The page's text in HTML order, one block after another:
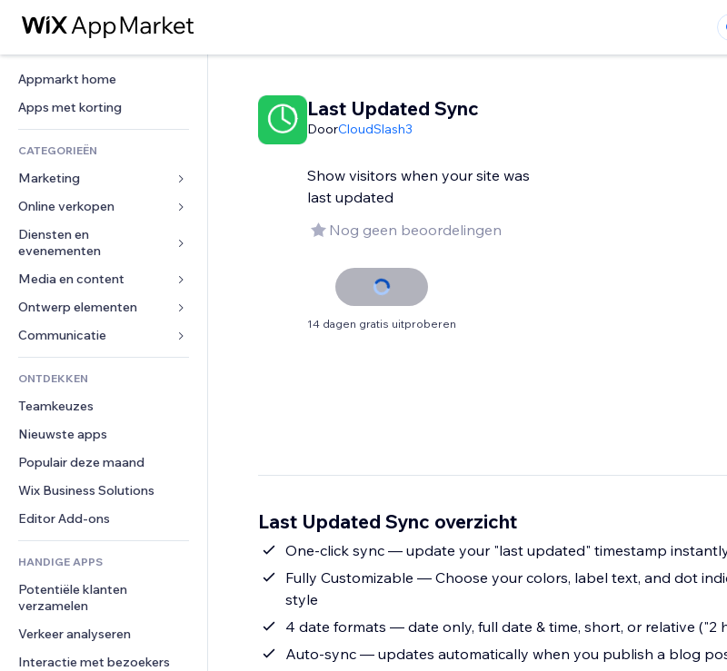
Appmarkt home
Apps met korting
CATEGORIEËN
Marketing
Advertenties
Mobiel
Analytics
Social media
SEO
Betrokkenheid
Websitevermeldingen
E-mail
Conversie
Online verkopen
Apps voor webshops
Verzending en levering
Verkoopknoppen
Online cursussen
Print on demand
Boekhouding
Coupons en loyaliteit
Opslagoplossingen
Dropshipping
Prijzen en abonnementen
Crowdfunding
Eten en drinken
Diensten en
evenementen
Hotels
Evenementen
Restaurants
Vastgoed
Boekingen
Media en content
Galerij
Muziek
Podcasts
Fotografie
Video
PDF
Bestanden delen
Nieuws
Ontwerp elementen
Kaarten en navigatie
Privacy en beveiliging
Ontime
Pagina templates
Afbeeldingseffecten
Knoppen en menu's
Banners en badges
Rekenmachines
Zoeken
Weer
Grafieken en tabellen
Formulieren
Enquêtes
Chat
Opmerkingen
Telefoonnummer
Community
Beoordelingen en testimonials
CRM
ONTDEKKEN
Teamkeuzes
Nieuwste apps
Populair deze maand
Wix Business Solutions
Editor Add-ons
HANDIGE APPS
Potentiële klanten
verzamelen
Verkeer analyseren
Interactie met bezoekers
Last Updated Sync
DoorCloudSlash3
Show visitors when your site was
last updated
Nog geen beoordelingen
14 dagen gratis uitproberen
Last Updated Sync overzicht
One-click sync — update your "last updated" timestamp
Fully Customizable — Choose your colors, label text, and dot
style
4 date formats — date only, full date & time, short, or relative ("2
Auto-sync — updates automatically when you publish a blog